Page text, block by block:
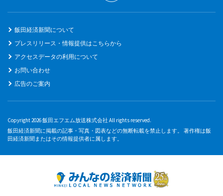
飯田経済新聞について
プレスリリース・情報提供はこちらから
アクセスデータの利用について
お問い合わせ
広告のご案内
Copyright 2026 飯田エフエム放送株式会社 All rights reserved.
飯田経済新聞に掲載の記事・写真・図表などの無断転載を禁止します。 著作権は飯
田経済新聞またはその情報提供者に属します。